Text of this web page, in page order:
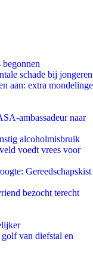
schade bij jongeren
aan: extra mondelinge
ambassadeur naar
alcoholmisbruik
voedt vrees voor
Gereedschapskist
bezocht terecht
van diefstal en